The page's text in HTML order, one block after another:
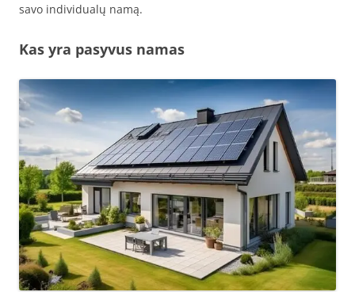
savo individualų namą.
Kas yra pasyvus namas